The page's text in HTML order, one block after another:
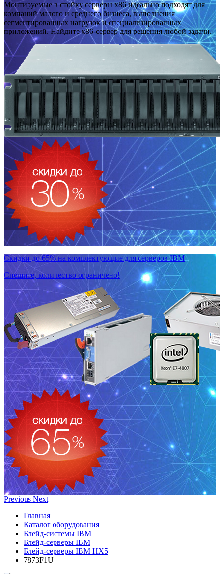
Монтируемые в стойку серверы x86 идеально подходят для
компаний малого и среднего бизнеса, выполнения
сегментированных нагрузок и специализированных
приложений. Найдите x86-сервер для решения любой задачи.
Скидки до 65% на комплектующие для серверов IBM
Спешите, количество ограничено!
Previous Next
Главная
Каталог оборудования
Блейд-системы IBM
Блейд-серверы IBM
Блейд-серверы IBM HX5
7873F1U